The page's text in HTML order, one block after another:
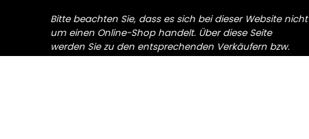
Bitte beachten Sie, dass es sich bei dieser Website nicht
um einen Online-Shop handelt. Über diese Seite
werden Sie zu den entsprechenden Verkäufern bzw.
deren Online-Shops weitergeleitet. Mehr hierzu in der